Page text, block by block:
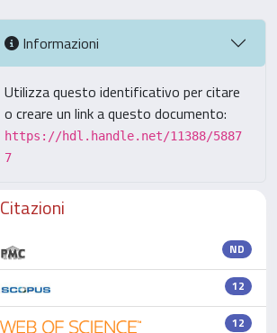
Informazioni
Utilizza questo identificativo per citare
o creare un link a questo documento:
https://hdl.handle.net/11388/5887
7
Citazioni
ND
12
12